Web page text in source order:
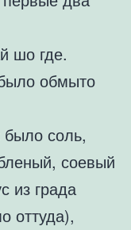
шо где.
обмыто
соль,
соевый
из града
оттуда),